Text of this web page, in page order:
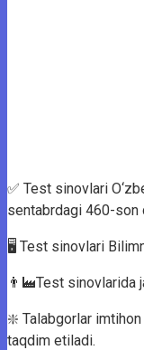
✅ Test sinovlari
sentabrdagi 460-son
🖥 Test sinovlari
👨‍🏭Test sinovlarida
❇️ Talabgorlar
taqdim etiladi.